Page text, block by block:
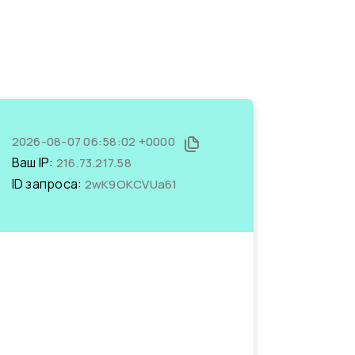
2026-08-07 06:58:02 +0000
Ваш IP: 216.73.217.58
ID запроса: 2wK9OKCVUa61